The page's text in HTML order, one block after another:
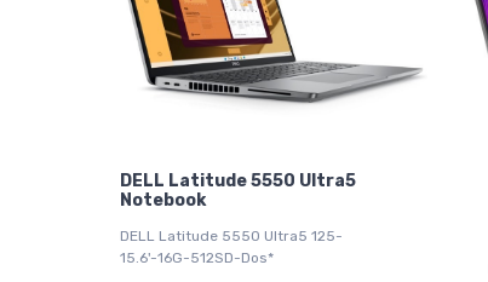
DELL Latitude 5550 Ultra5
Notebook
DELL Latitude 5550 Ultra5 125-
15.6'-16G-512SD-Dos*